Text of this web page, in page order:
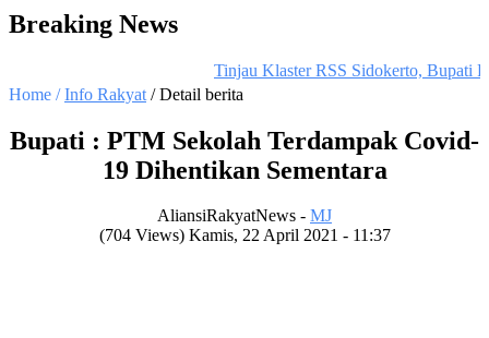
Breaking News
Tinjau Klaster RSS Sidokerto, Bupati
Home /Info Rakyat / Detail berita
Bupati : PTM Sekolah Terdampak Covid-
19 Dihentikan Sementara
AliansiRakyatNews - MJ
(704 Views) Kamis, 22 April 2021 - 11:37